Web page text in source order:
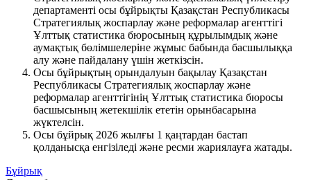
департаменті осы бұйрықты Қазақстан Республикасы
Стратегиялық жоспарлау және реформалар агенттігі
Ұлттық статистика бюросының құрылымдық және
аумақтық бөлімшелеріне жұмыс бабында басшылыққа
алу және пайдалану үшін жеткізсін.
Осы бұйрықтың орындалуын бақылау Қазақстан
Республикасы Стратегиялық жоспарлау және
реформалар агенттігінің Ұлттық статистика бюросы
басшысының жетекшілік ететін орынбасарына
жүктелсін.
Осы бұйрық 2026 жылғы 1 қаңтардан бастап
қолданысқа енгізіледі және ресми жариялауға жатады.
Бұйрық